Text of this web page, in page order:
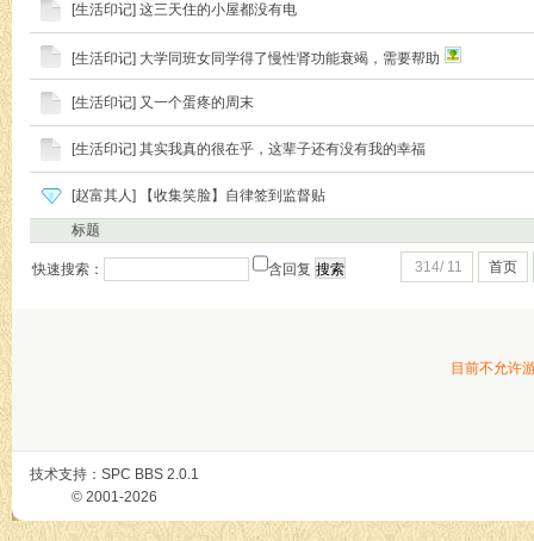
[生活印记] 这三天住的小屋都没有电
[生活印记] 大学同班女同学得了慢性肾功能衰竭，需要帮助
[生活印记] 又一个蛋疼的周末
[生活印记] 其实我真的很在乎，这辈子还有没有我的幸福
[赵富其人] 【收集笑脸】自律签到监督贴
标题
快速搜索： 含回复 314/ 11 首页
目前不允许
技术支持： SPC BBS 2.0.1
© 2001-2026